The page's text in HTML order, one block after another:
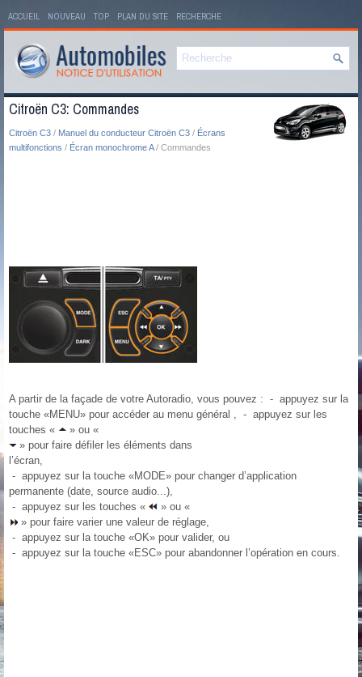
ACCUEIL NOUVEAU TOP PLAN DU SITE RECHERCHE
Citroën C3: Commandes
Citroën C3 / Manuel du conducteur Citroën C3 / Écrans
multifonctions / Écran monochrome A/ Commandes
A partir de la façade de votre Autoradio, vous pouvez : - appuyez sur la
touche «MENU» pour accéder au menu général , - appuyez sur les
touches «
» ou «
» pour faire défiler les éléments dans
l’écran,
- appuyez sur la touche «MODE» pour changer d’application
permanente (date, source audio...),
- appuyez sur les touches «
» ou «
» pour faire varier une valeur de réglage,
- appuyez sur la touche «OK» pour valider, ou
- appuyez sur la touche «ESC» pour abandonner l’opération en cours.